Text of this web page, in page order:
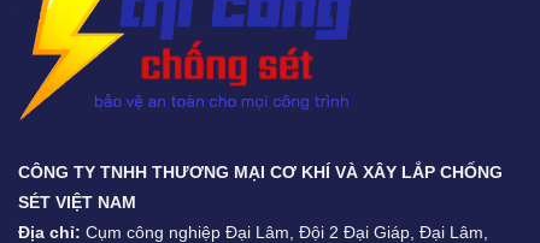
CÔNG TY TNHH THƯƠNG MẠI CƠ KHÍ VÀ XÂY LẮP CHỐNG
SÉT VIỆT NAM
Địa chỉ: Cụm công nghiệp Đại Lâm, Đội 2 Đại Giáp, Đại Lâm,